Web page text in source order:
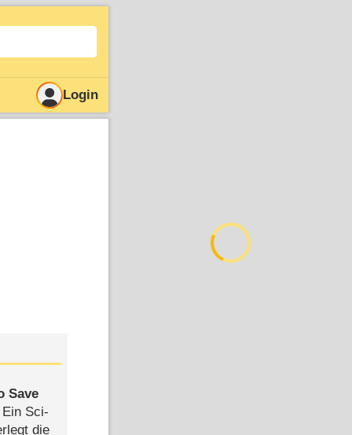
Login
Save
Ein Sci-
die